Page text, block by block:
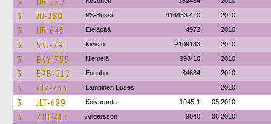
3 JIJ-280 PS-Bussi 416453 410 2010
3 IJR-643 Eteläpää 4972 2010
3 SNJ-791 Kivistö P109183 2010
3 EKY-755 Niemelä 998-10 2010
3 EPB-512 Engsbo 34684 2010
3 CJZ-733 Lampinen Buses 2010
3 JLT-689 Koivuranta 1045-1 05.2010
3 ZJH-413 Andersson 9040 06.2010